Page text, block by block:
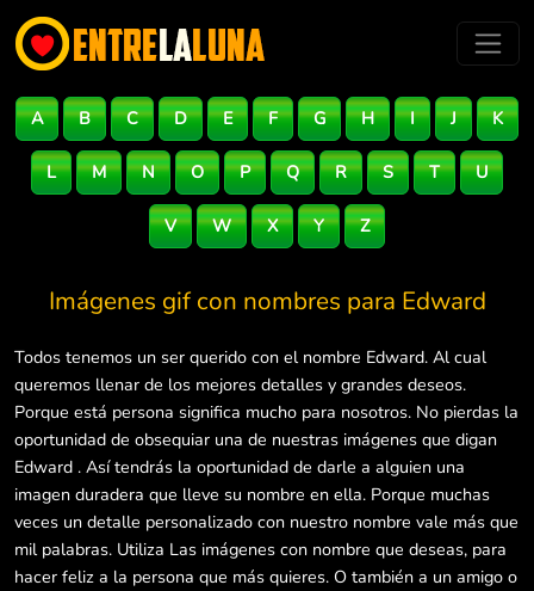
A B C D E F G H I J K
L M N O P Q R S T U
V W X Y Z
Imágenes gif con nombres para Edward
Todos tenemos un ser querido con el nombre Edward. Al cual
queremos llenar de los mejores detalles y grandes deseos.
Porque está persona significa mucho para nosotros. No pierdas la
oportunidad de obsequiar una de nuestras imágenes que digan
Edward . Así tendrás la oportunidad de darle a alguien una
imagen duradera que lleve su nombre en ella. Porque muchas
veces un detalle personalizado con nuestro nombre vale más que
mil palabras. Utiliza Las imágenes con nombre que deseas, para
hacer feliz a la persona que más quieres. O también a un amigo o